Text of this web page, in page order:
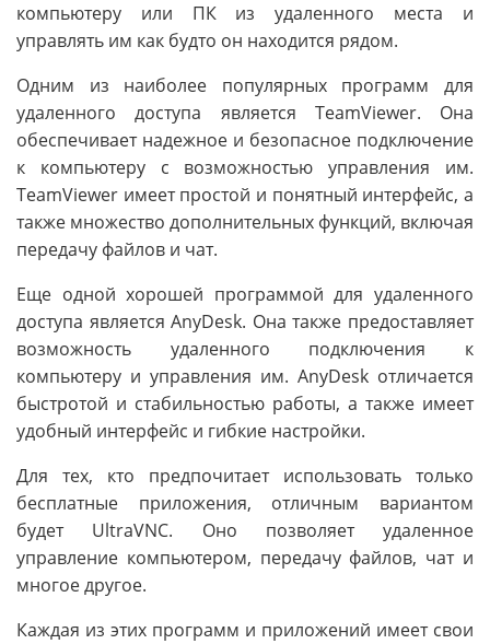
компьютеру или ПК из удаленного места и
управлять им как будто он находится рядом.
Одним из наиболее популярных программ для
удаленного доступа является TeamViewer. Она
обеспечивает надежное и безопасное подключение
к компьютеру с возможностью управления им.
TeamViewer имеет простой и понятный интерфейс, а
также множество дополнительных функций, включая
передачу файлов и чат.
Еще одной хорошей программой для удаленного
доступа является AnyDesk. Она также предоставляет
возможность удаленного подключения к
компьютеру и управления им. AnyDesk отличается
быстротой и стабильностью работы, а также имеет
удобный интерфейс и гибкие настройки.
Для тех, кто предпочитает использовать только
бесплатные приложения, отличным вариантом
будет UltraVNC. Оно позволяет удаленное
управление компьютером, передачу файлов, чат и
многое другое.
Каждая из этих программ и приложений имеет свои